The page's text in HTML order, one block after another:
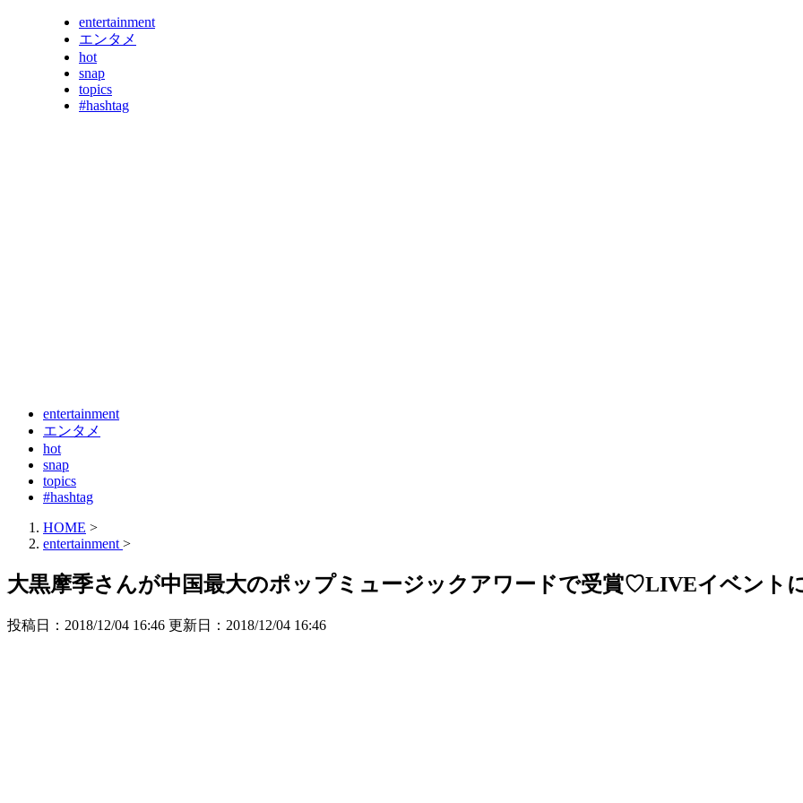
entertainment
エンタメ
hot
snap
topics
#hashtag
entertainment
エンタメ
hot
snap
topics
#hashtag
HOME >
entertainment >
大黒摩季さんが中国最大のポップミュージックアワードで受賞♡LIVEイベント
投稿日：2018/12/04 16:46 更新日： 2018/12/04 16:46